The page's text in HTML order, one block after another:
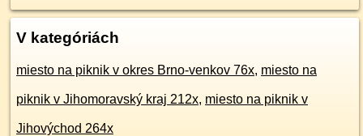
V kategóriách
miesto na piknik v okres Brno-venkov 76x, miesto na
piknik v Jihomoravský kraj 212x, miesto na piknik v
Jihovýchod 264x